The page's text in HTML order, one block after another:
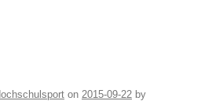
on 2015-09-22 by